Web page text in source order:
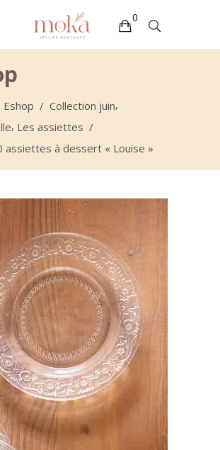
0
Eshop / Collection juin,
, Les assiettes /
assiettes à dessert « Louise »